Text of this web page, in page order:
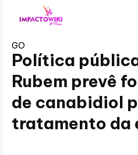
GO
Política
Rubem prevê
de canabidiol
tratamento da